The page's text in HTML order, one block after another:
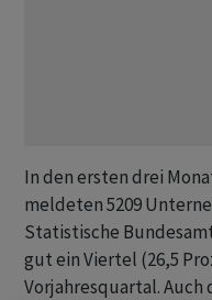
In den ersten drei
meldeten 5209
Statistische
gut ein Viertel (26,5
Vorjahresquartal. Auch